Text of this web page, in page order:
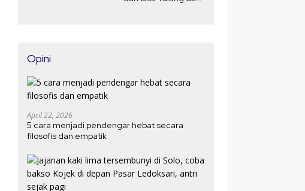
Opini
April 22, 2026
5 cara menjadi pendengar hebat secara
filosofis dan empatik